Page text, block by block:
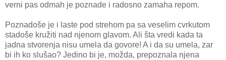
verni pas odmah je poznade i radosno zamaha repom.
Poznadoše je i laste pod strehom pa sa veselim cvrkutom
stadoše kružiti nad njenom glavom. Ali šta vredi kada ta
jadna stvorenja nisu umela da govore! A i da su umela, zar
bi ih ko slušao? Jedino bi je, možda, prepoznala njena